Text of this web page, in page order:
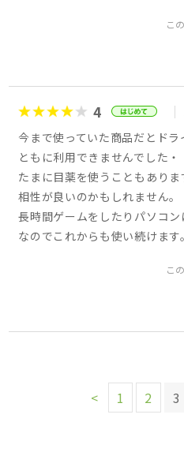
こ
4
今まで使っていた商品だとド
ともに利用できませんでした
たまに目薬を使うこともありま
相性が良いのかもしれません。
長時間ゲームをしたりパソコ
なのでこれからも使い続けます。
こ
< 1 2 3